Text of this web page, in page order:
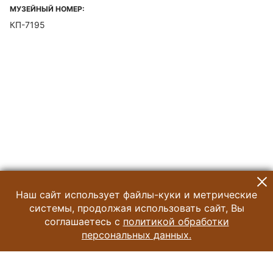
МУЗЕЙНЫЙ НОМЕР:
КП-7195
Наш сайт использует файлы-куки и метрические
системы, продолжая использовать сайт, Вы
соглашаетесь с политикой обработки
персональных данных.